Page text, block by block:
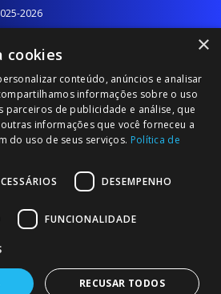
2026
B - 2025-2026
Futebol Popular Barcelos
×
cookies
conteúdo, anúncios e analisar
informações sobre o uso
parceiros de publicidade e análise, que
informações que você forneceu a
do uso de seus serviços. Política de
DESEMPENHO
FUNCIONALIDADE
RECUSAR TODOS